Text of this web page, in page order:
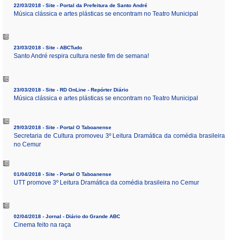
22/03/2018 - Site - Portal da Prefeitura de Santo André
Música clássica e artes plásticas se encontram no Teatro Municipal
23/03/2018 - Site - ABCTudo
Santo André respira cultura neste fim de semana!
23/03/2018 - Site - RD OnLine - Repórter Diário
Música clássica e artes plásticas se encontram no Teatro Municipal
29/03/2018 - Site - Portal O Taboanense
Secretaria de Cultura promoveu 3º Leitura Dramática da comédia brasileira
no Cemur
01/04/2018 - Site - Portal O Taboanense
UTT promove 3º Leitura Dramática da comédia brasileira no Cemur
02/04/2018 - Jornal - Diário do Grande ABC
Cinema feito na raça